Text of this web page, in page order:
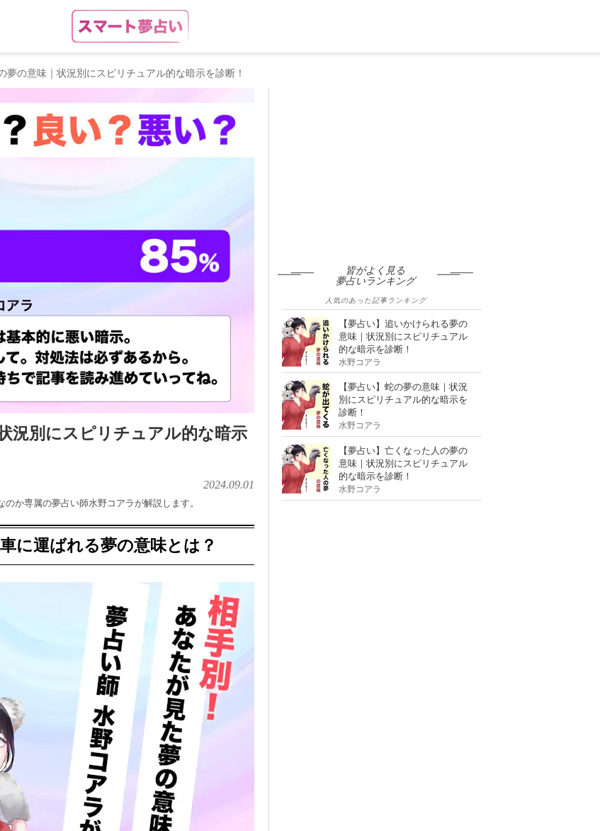
夢の意味｜状況別にスピリチュアル的な暗示を診断！
況別にスピリチュアル的な暗示
2024.09.01
か専属の夢占い師水野コアラが解説します。
に運ばれる夢の意味とは？
皆がよく見る
夢占いランキング
人気のあった記事ランキング
【夢占い】追いかけられる夢の
意味｜状況別にスピリチュアル
的な暗示を診断！
水野コアラ
【夢占い】蛇の夢の意味｜状況
別にスピリチュアル的な暗示を
診断！
水野コアラ
【夢占い】亡くなった人の夢の
意味｜状況別にスピリチュアル
的な暗示を診断！
水野コアラ